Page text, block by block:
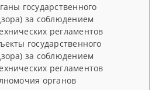
государственного
за соблюдением
регламентов
государственного
за соблюдением
регламентов
органов